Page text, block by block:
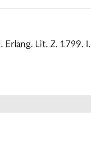
Erlang. Lit. Z. 1799.